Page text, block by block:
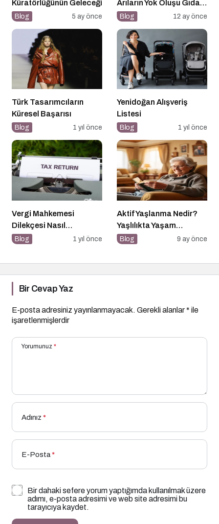
Küratörlüğünün Geleceği
Blog 5 ay önce
Arıların Yok Oluşu Gıda
Zincirini Çökertiyor!
Blog 12 ay önce
Türk Tasarımcıların
Küresel Başarısı
Blog 1 yıl önce
Yenidoğan Alışveriş
Listesi
Blog 1 yıl önce
Vergi Mahkemesi
Dilekçesi Nasıl
Hazırlanır?
Blog 1 yıl önce
Aktif Yaşlanma Nedir?
Yaşlılıkta Yaşam
Kalitesini Artırmanın
Blog 9 ay önce
Bir Cevap Yaz
E-posta adresiniz yayınlanmayacak. Gerekli alanlar* ile
işaretlenmişlerdir
Yorumunuz *
Adınız *
E-Posta*
Bir dahaki sefere yorum yaptığımda kullanılmak üzere
adımı, e-posta adresimi ve web site adresimi bu
tarayıcıya kaydet.